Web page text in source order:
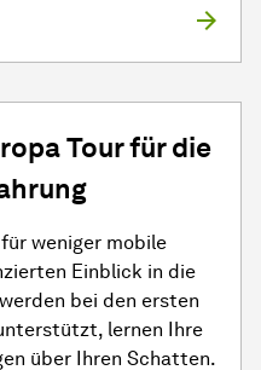
Tour für die
weniger mobile
Einblick in die
bei den ersten
lernen Ihre
über Ihren Schatten.